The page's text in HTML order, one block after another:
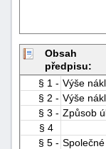
Obsah
předpisu:
§ 1 - Výše
§ 2 - Výše
§ 3 - Způsob
§ 4
§ 5 -